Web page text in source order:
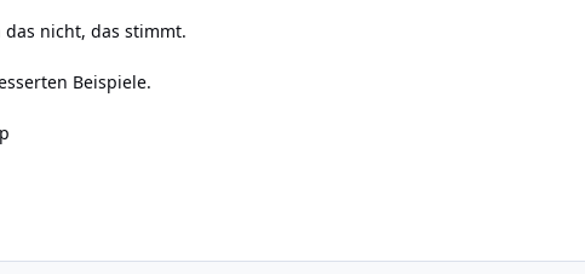
das nicht, das stimmt.
Beispiele.